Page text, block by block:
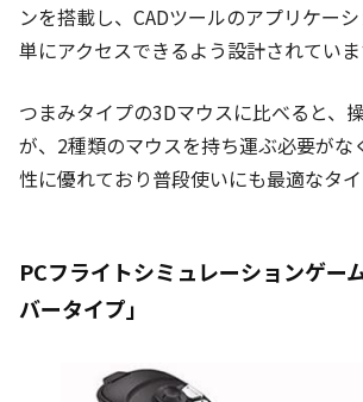
ンを搭載し、CADツールのアプリケー
単にアクセスできるよう設計されていま
つまみタイプの3Dマウスに比べると、
が、 2種類のマウスを持ち運ぶ必要がな
性に優れており普段使いにも最適なタイ
PCフライトシミュレーションゲー
バータイプ」